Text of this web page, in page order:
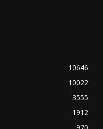
10646
10022
3555
1912
970